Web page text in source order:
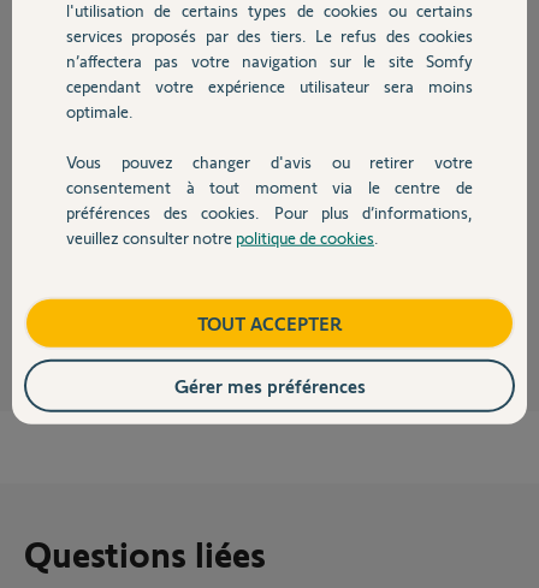
Autres produits
Devis avec un pro
Contact
Réponses
Bonjour Thibault,
Votre moteur de store doit déjà être remis à zéro.
Avez-vous essayé de le programmer comme si c'était un moteur neuf ?
Questions liées
l'utilisation de certains types de cookies ou certains
services proposés par des tiers. Le refus des cookies
n’affectera pas votre navigation sur le site Somfy
cependant votre expérience utilisateur sera moins
optimale.
Vous pouvez changer d'avis ou retirer votre
consentement à tout moment via le centre de
préférences des cookies. Pour plus d’informations,
veuillez consulter notre politique de cookies
TOUT ACCEPTER
Gérer mes préférences